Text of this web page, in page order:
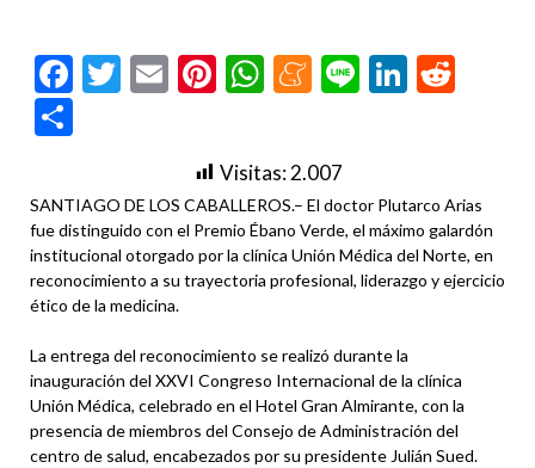
Facebook
Twitter
EmailPinterest
WhatsApp
Meneame
Line
Visitas:2.007
SANTIAGO DE LOS CABALLEROS.– El doctor Plutarco Arias
fue distinguido con el Premio Ébano Verde, el máximo galardón
institucional otorgado por la clínica Unión Médica del Norte, en
reconocimiento a su trayectoria profesional, liderazgo y ejercicio
ético de la medicina.
La entrega del reconocimiento se realizó durante la
inauguración del XXVI Congreso Internacional de la clínica
Unión Médica, celebrado en el Hotel Gran Almirante, con la
presencia de miembros del Consejo de Administración del
centro de salud, encabezados por su presidente Julián Sued.